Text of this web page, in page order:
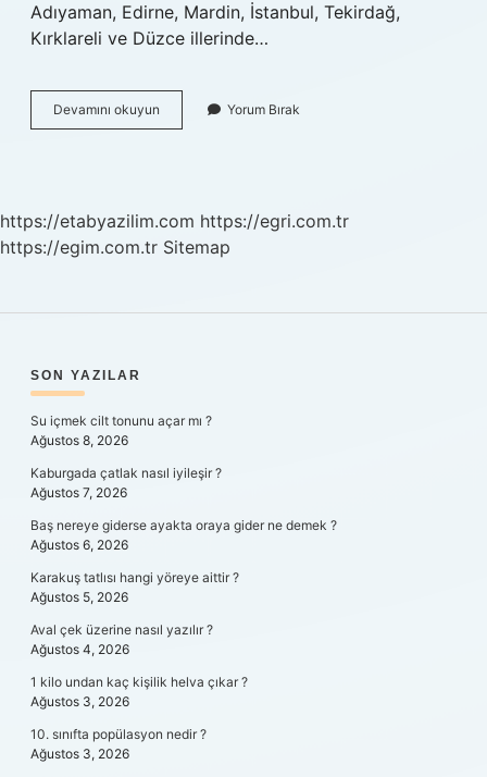
Adıyaman, Edirne, Mardin, İstanbul, Tekirdağ,
Kırklareli ve Düzce illerinde…
Devamını okuyun
Hopada
Yorum Bırak
https://etabyazilim.com https://egri.com.tr
https://egim.com.tr Sitemap
SIDEBAR
SON YAZILAR
Su içmek cilt tonunu açar mı ?
Ağustos 8, 2026
Kaburgada çatlak nasıl iyileşir ?
Ağustos 7, 2026
Baş nereye giderse ayakta oraya gider ne demek ?
Ağustos 6, 2026
Karakuş tatlısı hangi yöreye aittir ?
Ağustos 5, 2026
Aval çek üzerine nasıl yazılır ?
Ağustos 4, 2026
1 kilo undan kaç kişilik helva çıkar ?
Ağustos 3, 2026
10. sınıfta popülasyon nedir ?
Ağustos 3, 2026